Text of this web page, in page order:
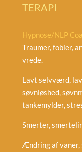
TERAPI
Hypnose/NLP
Traumer, fobier,
vrede.
Lavt selvværd,
søvnløshed,
tankemylder,
Smerter,
Ændring af